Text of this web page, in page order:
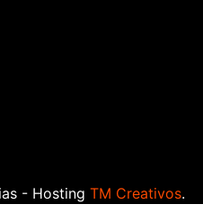
- Hosting TM Creativos.